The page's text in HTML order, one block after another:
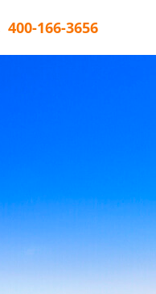
400-166-3656